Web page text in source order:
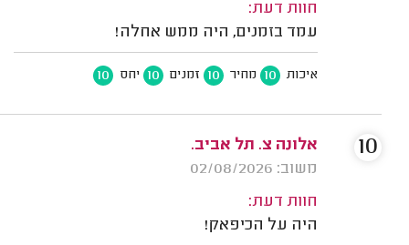
חוות דעת:
עמד בזמנים, היה ממש אחלה!
איכות 10 מחיר 10 זמנים 10 יחס 10
אלונה צ. תל אביב.
משוב: 02/08/2026
חוות דעת:
היה על הכיפאק!
10